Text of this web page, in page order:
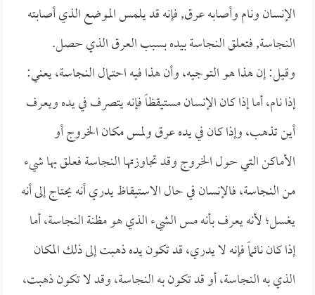
الإنسان ونام وأصابه عرق, فإنه قد يلمس الموضع الذي أصابته
النجاسة, فتعلق النجاسة بيده بسبب العرق الذي حصل.
وقيل: إن هذا هو التوجيه، وأن هذا فيه احتمال النجاسة، يعني:
إذا نام، أما إذا كان الإنسان مستيقظاً فإنه يتصرف في يده ويعرف
أين تذهب، وإذا كان في يده عرق ولمس مكان الخروج أو
الأماكن التي حول الخروج وقد تجاوزتها النجاسة فعلق بها شيء
من النجاسة، فالإنسان في حال الاستيقاظ يدري أنه يحتاج إلى أنه
يغسل؛ لأنه يعرف بأنه مس الشيء الذي هو مظنة النجاسة، أما
إذا كان نائماً فإنه لا يدري، قد تكون يده ذهبت إلى ذلك المكان
الذي به النجاسة، أو قد تكون به النجاسة، وقد لا تكون ذهبت،